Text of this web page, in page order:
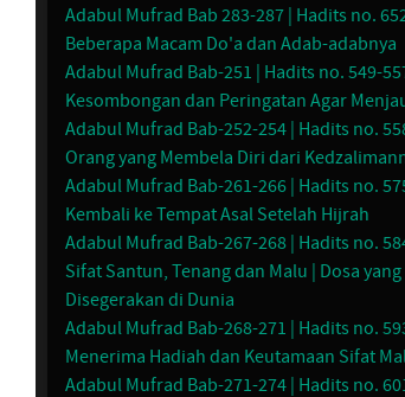
Adabul Mufrad Bab 283-287 | Hadits no.
Beberapa Macam Do'a dan Adab-adabnya
Adabul Mufrad Bab-251 | Hadits no. 549-
Kesombongan dan Peringatan Agar
Adabul Mufrad Bab-252-254 | Hadits no.
Orang yang Membela Diri dari
Adabul Mufrad Bab-261-266 | Hadits no.
Kembali ke Tempat Asal Setelah Hijrah
Adabul Mufrad Bab-267-268 | Hadits no.
Sifat Santun, Tenang dan Malu | Dosa yang
Disegerakan di Dunia
Adabul Mufrad Bab-268-271 | Hadits no.
Menerima Hadiah dan Keutamaan Sifat
Adabul Mufrad Bab-271-274 | Hadits no.